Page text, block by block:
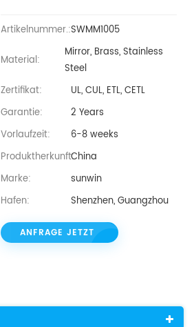
Artikelnummer.:SWMM1005
Material:
Mirror, Brass, Stainless
Steel
Zertifikat:
UL, CUL, ETL, CETL
Garantie:
2 Years
Vorlaufzeit:
6-8 weeks
Produktherkunft:China
Marke:
sunwin
Hafen:
Shenzhen, Guangzhou
ANFRAGE JETZT